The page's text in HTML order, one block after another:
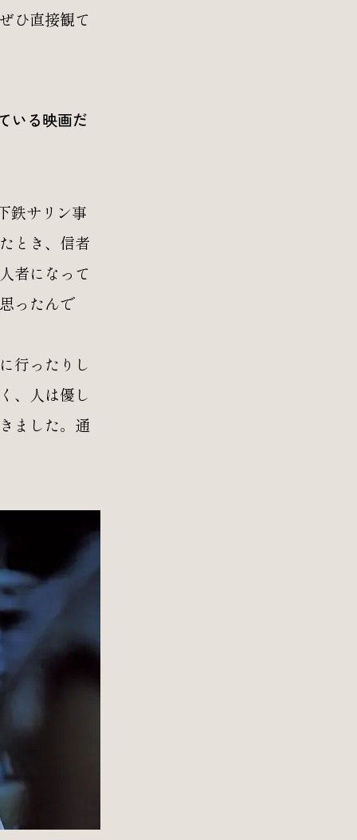
ひ直接観て
いる映画だ
鉄サリン事
とき、信者
者になって
ったんで
行ったりし
、人は優し
ました。通